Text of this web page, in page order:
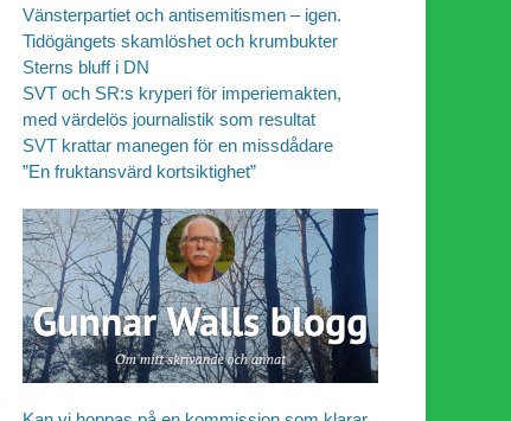
Vänsterpartiet och antisemitismen – igen.
Tidögängets skamlöshet och krumbukter
Sterns bluff i DN
SVT och SR:s kryperi för imperiemakten,
med värdelös journalistik som resultat
SVT krattar manegen för en missdådare
”En fruktansvärd kortsiktighet”